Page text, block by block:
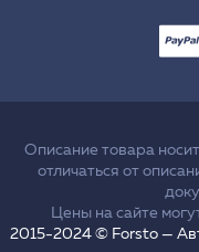
Описание товара
отличаться от
Цены на сайте
2015-2024 © Forsto —